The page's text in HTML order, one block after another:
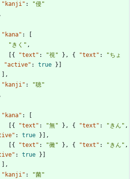
"kanji" :
"侵"
"kana" :
"きく" ,
{ "text" : "視" } , { "text" :
"ちょ
"active" : true }
,
"kanji" :
"聴"
"kana" :
{ "text" : "無" } , { "text" : "きん" ,
: true }
,
{ "text" : "黴" } , { "text" : "きん" ,
: true }
,
"kanji" :
"菌"